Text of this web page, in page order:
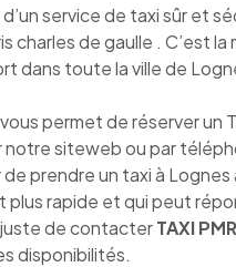
service de taxi sûr et
charles de gaulle . C’est
dans toute la ville de
vous permet de réserver un
notre siteweb ou par
prendre un taxi à
plus rapide et qui peut
de contacterTAXI
disponibilités.